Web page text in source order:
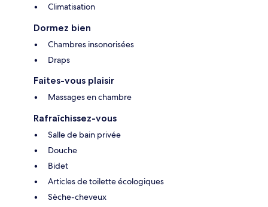
Climatisation
Dormez bien
Chambres insonorisées
Draps
Faites-vous plaisir
Massages en chambre
Rafraîchissez-vous
Salle de bain privée
Douche
Bidet
Articles de toilette écologiques
Sèche-cheveux